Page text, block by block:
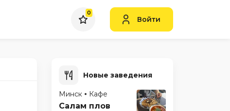
0
Войти
Новые заведения
Минск Кафе
Салам плов